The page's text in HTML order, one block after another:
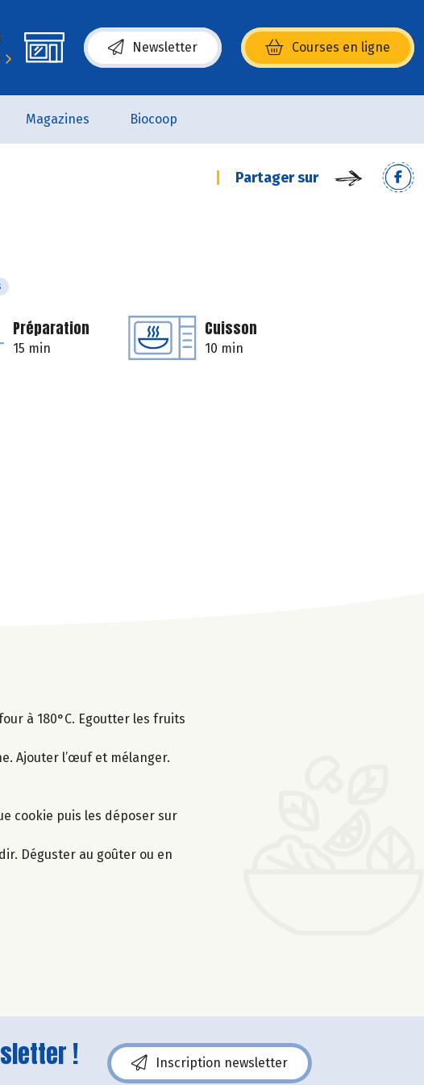
Newsletter Courses en ligne
(s’ouvre dans une nouvelle fenêtre)
Magazines Biocoop
Partager sur
Préparation
15 min
Cuisson
10 min
à 180°C. Egoutter les fruits
Ajouter l’œuf et mélanger.
cookie puis les déposer sur
Déguster au goûter ou en
! Inscription newsletter